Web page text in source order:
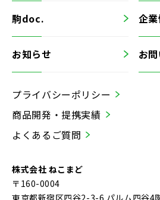
駒doc. 企
お知らせ お
プライバシーポリシー
商品開発・提携実績
よくあるご質問
株式会社 ねこまど
〒160-0004
東京都新宿区四谷2-3-6 パルム四谷4